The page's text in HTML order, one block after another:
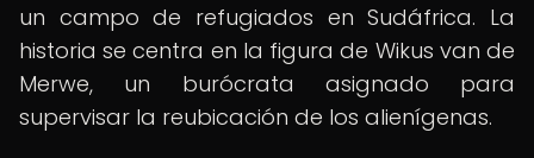
un campo de refugiados en Sudáfrica. La
historia se centra en la figura de Wikus van de
Merwe, un burócrata asignado para
supervisar la reubicación de los alienígenas.